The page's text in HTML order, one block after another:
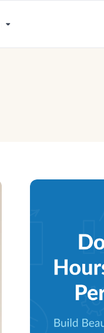
umschalten